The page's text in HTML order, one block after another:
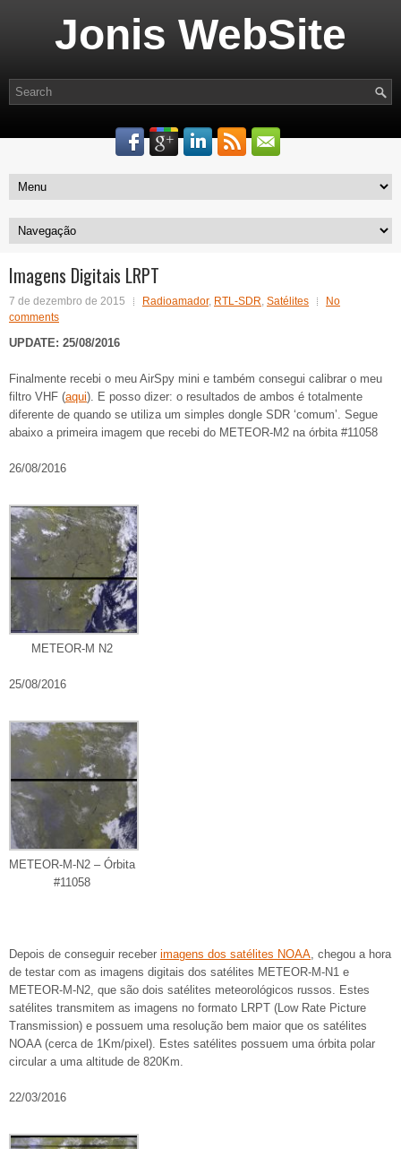
Jonis WebSite
Imagens Digitais LRPT
7 de dezembro de 2015 Radioamador, RTL-SDR, Satélites
No
comments
UPDATE: 25/08/2016
Finalmente recebi o meu AirSpy mini e também consegui calibrar o meu
filtro VHF (aqui). E posso dizer: o resultados de ambos é totalmente
diferente de quando se utiliza um simples dongle SDR ‘comum’. Segue
abaixo a primeira imagem que recebi do METEOR-M2 na órbita #11058
26/08/2016
METEOR-M N2
25/08/2016
METEOR-M-N2 – Órbita
#11058
Depois de conseguir receber imagens dos satélites NOAA, chegou a hora
de testar com as imagens digitais dos satélites METEOR-M-N1 e
METEOR-M-N2, que são dois satélites meteorológicos russos. Estes
satélites transmitem as imagens no formato LRPT (Low Rate Picture
Transmission) e possuem uma resolução bem maior que os satélites
NOAA (cerca de 1Km/pixel). Estes satélites possuem uma órbita polar
circular a uma altitude de 820Km.
22/03/2016